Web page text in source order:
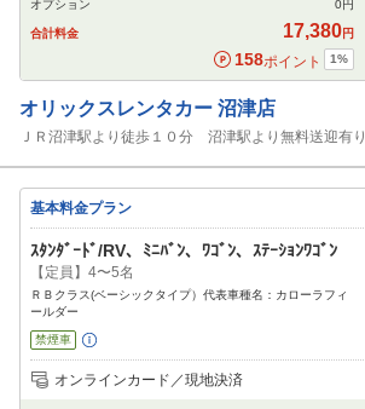
オプション
0円
合計料金 17,380円
158ポイント 1%
オリックスレンタカー 沼津店
ＪＲ沼津駅より徒歩１０分 沼津駅より無料送迎有り
基本料金プラン
ｽﾀﾝﾀﾞｰﾄﾞ/RV、ﾐﾆﾊﾞﾝ、ﾜｺﾞﾝ、ｽﾃｰｼｮﾝﾜｺﾞﾝ
【定員】4〜5名
ＲＢクラス(ベーシックタイプ）代表車種名：カローラフィ
ールダー
禁煙車
追加可能オプション
（次画面で選択ができます）
オンラインカード／現地決済